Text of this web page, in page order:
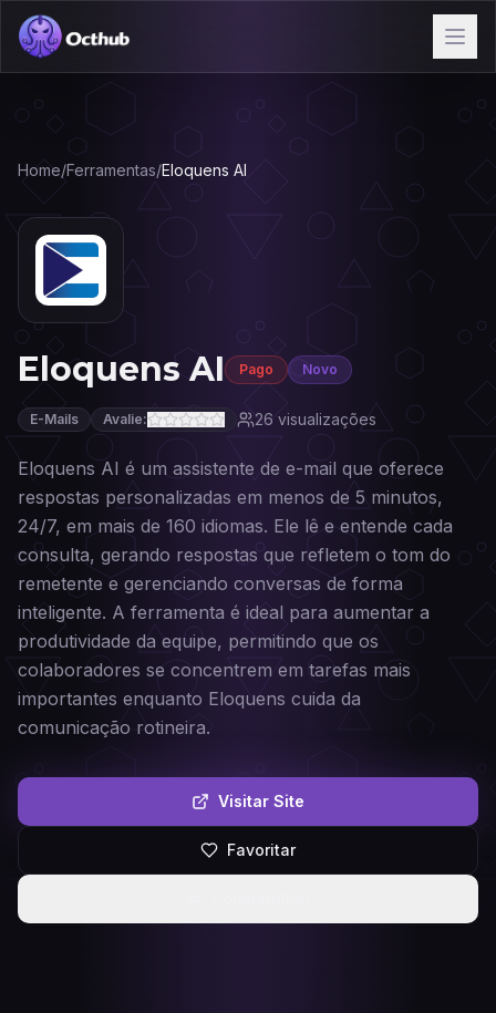
Home/Ferramentas/Eloquens AI
Eloquens AI Pago Novo
E-Mails Avalie: 26visualizações
Eloquens AI é um assistente de e-mail que oferece
respostas personalizadas em menos de 5 minutos,
24/7, em mais de 160 idiomas. Ele lê e entende cada
consulta, gerando respostas que refletem o tom do
remetente e gerenciando conversas de forma
inteligente. A ferramenta é ideal para aumentar a
produtividade da equipe, permitindo que os
colaboradores se concentrem em tarefas mais
importantes enquanto Eloquens cuida da
comunicação rotineira.
Visitar Site
Favoritar